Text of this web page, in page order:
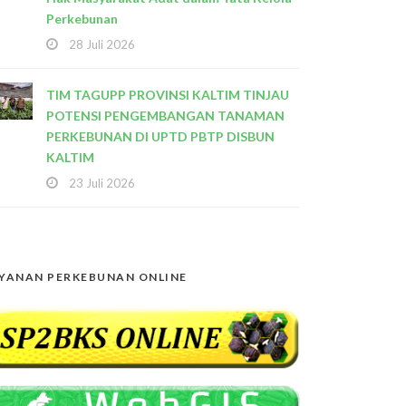
Perkebunan
28 Juli 2026
TIM TAGUPP PROVINSI KALTIM TINJAU
POTENSI PENGEMBANGAN TANAMAN
PERKEBUNAN DI UPTD PBTP DISBUN
KALTIM
23 Juli 2026
PERKEBUNAN ONLINE